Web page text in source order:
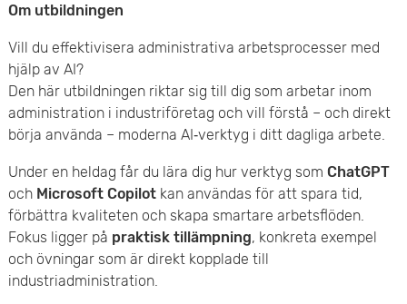
Om utbildningen
Vill du effektivisera administrativa arbetsprocesser med
hjälp av AI?
Den här utbildningen riktar sig till dig som arbetar inom
administration i industriföretag och vill förstå – och direkt
börja använda – moderna AI‑verktyg i ditt dagliga arbete.
Under en heldag får du lära dig hur verktyg som ChatGPT
och Microsoft Copilotkan användas för att spara tid,
förbättra kvaliteten och skapa smartare arbetsflöden.
Fokus ligger på praktisk tillämpning, konkreta exempel
och övningar som är direkt kopplade till
industriadministration.